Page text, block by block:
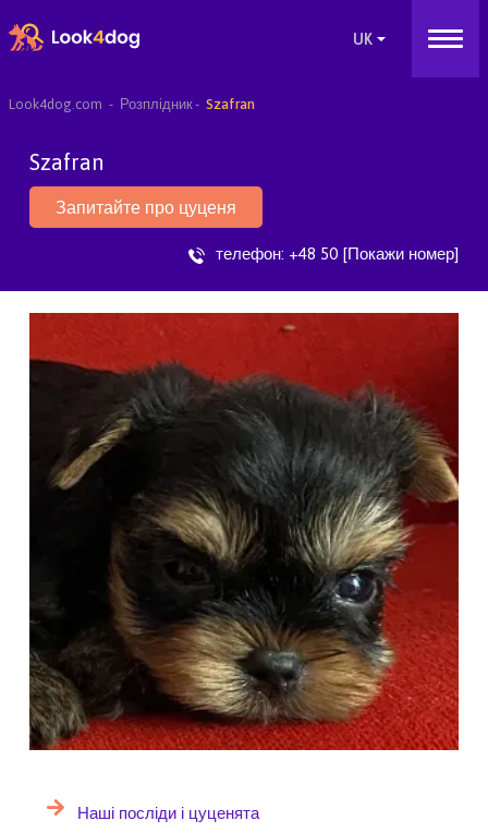
Look4dog.com Розплідник Szafran
Szafran
Запитайте про цуценя
телефон: +48 50 [Покажи номер]
Наші посліди і цуценята